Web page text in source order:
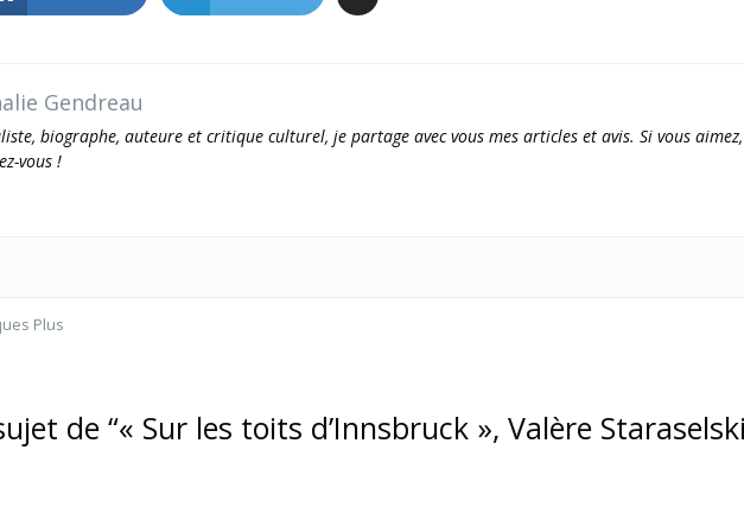
Gendreau
biographe, auteure et critique culturel, je partage avec vous mes articles et avis. Si vous aimez,
vous !
Plus
de “« Sur les toits d’Innsbruck », Valère